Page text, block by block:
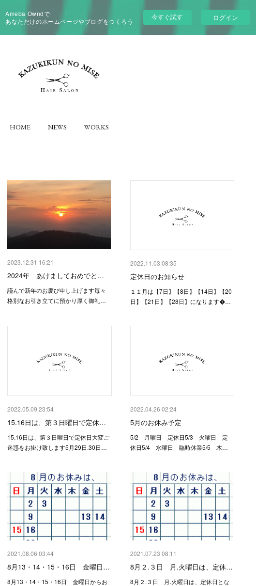
Ameba Owndで
あなただけのホームページやブログをつくろう
今すぐ試す ログイン
HOME NEWS WORKS
2023.12.31 16:21
2024年 あけましておめでと…
謹んで新年のお慶び申し上げます毎々
格別なお引き立てに預かり厚く御礼…
2022.11.03 08:35
定休日のお知らせ
１１月は【7日】【8日】【14日】【20
日】【21日】【28日】になります…
2022.05.09 23:54
15.16日は、第３日曜日で定休…
15.16日は、第３日曜日で定休日大変ご
迷惑をお掛け致します5月29日.30日…
2022.04.26 02:24
5月のお休み予定
5/2 月曜日 定休日5/3 火曜日 定
休日5/4 水曜日 臨時休業5/5 木…
2021.08.06 03:44
8月13・14・15・16日 金曜日…
8月13・14・15・16日 金曜日からお
2021.07.23 08:11
8月２.３日 月.火曜日は、定休…
8月２.３日 月.火曜日は、定休日とな